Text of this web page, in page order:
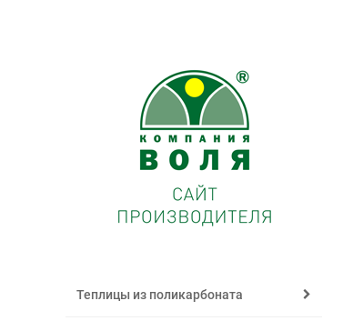
Теплицы из поликарбоната